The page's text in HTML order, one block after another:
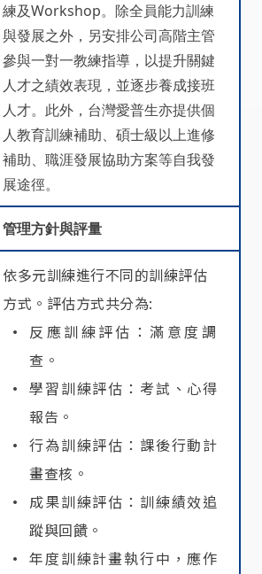
練及Workshop。除全員能力訓練
與發展之外，另安排公司高階主管
參與一對一教練指導，以提升關鍵
人才之績效表現，並逐步養成接班
人才。此外，台灣愛普生亦提供個
人教育訓練補助、碩士級以上進修
補助、職涯發展協助方案等自我發
展途徑。
管理方針與評量
依多元訓練進行不同的訓練評估
方式。評估方式共分為:
反應訓練評估：滿意度調
查。
學習訓練評估：考試、心得
報告。
行為訓練評估：課後行動計
畫查核。
成果訓練評估：訓練績效追
蹤與回饋。
年度訓練計畫執行中，應作